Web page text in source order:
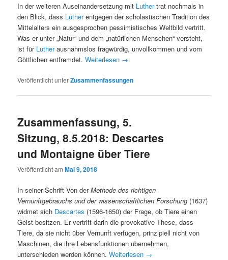
In der weiteren Auseinandersetzung mit Luthertrat nochmals in
den Blick, dass Lutherentgegen der scholastischen Tradition des
Mittelalters ein ausgesprochen pessimistisches Weltbild vertritt.
Was er unter „Natur“ und dem „natürlichen Menschen“ versteht,
ist für Lutherausnahmslos fragwürdig, unvollkommen und vom
Göttlichen entfremdet.Weiterlesen →
Veröffentlicht unterZusammenfassungen
Zusammenfassung, 5.
Sitzung, 8.5.2018: Descartes
und Montaigne über Tiere
Veröffentlicht amMai 9, 2018
In seiner Schrift Von derMethode des richtigen
Vernunftgebrauchs und der wissenschaftlichen Forschung (1637)
widmet sich Descartes (1596-1650) der Frage, ob Tiere einen
Geist besitzen. Er vertritt darin die provokative These, dass
Tiere, da sie nicht über Vernunft verfügen, prinzipiell nicht von
Maschinen, die ihre Lebensfunktionen übernehmen,
unterschieden werden können.Weiterlesen →